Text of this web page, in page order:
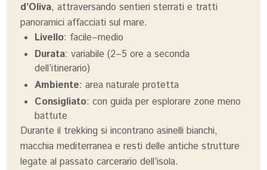
d’Oliva, attraversando sentieri sterrati e tratti
panoramici affacciati sul mare.
Livello: facile–medio
Durata: variabile (2–5 ore a seconda
dell’itinerario)
Ambiente: area naturale protetta
Consigliato: con guida per esplorare zone meno
battute
Durante il trekking si incontrano asinelli bianchi,
macchia mediterranea e resti delle antiche strutture
legate al passato carcerario dell’isola.